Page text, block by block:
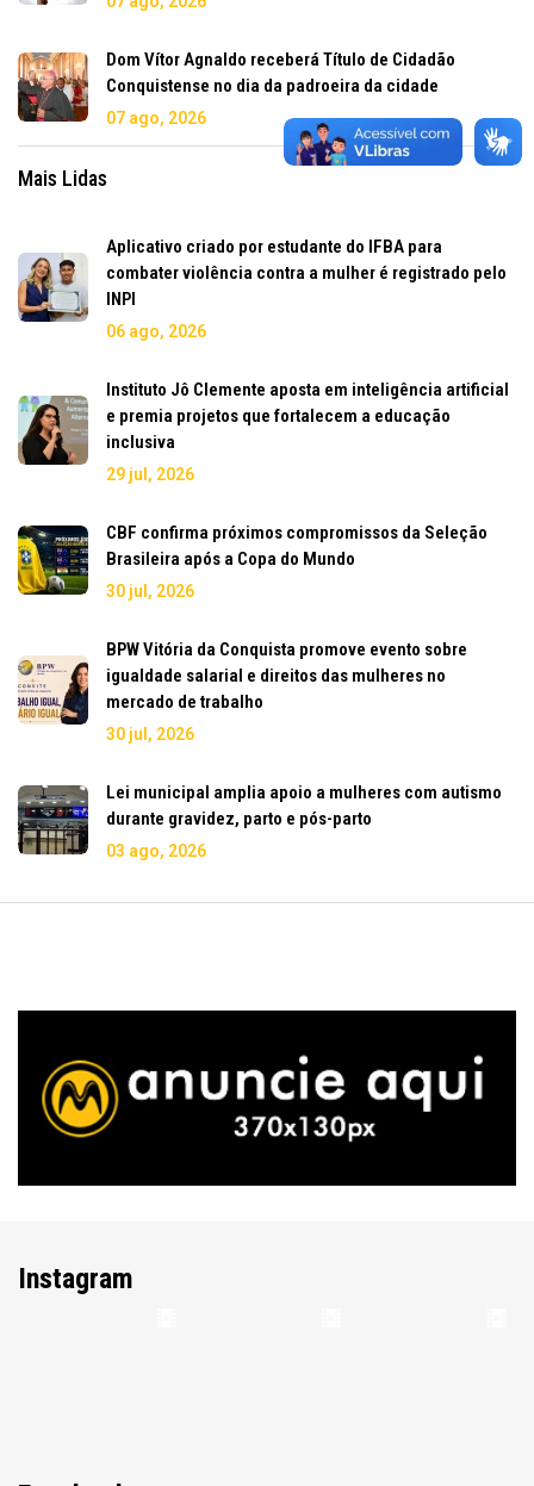
Dom Vítor Agnaldo receberá Título de Cidadão
Conquistense no dia da padroeira da cidade
07 ago, 2026
Mais Lidas
Aplicativo criado por estudante do IFBA para
combater violência contra a mulher é registrado pelo
INPI
06 ago, 2026
Instituto Jô Clemente aposta em inteligência artificial
e premia projetos que fortalecem a educação
inclusiva
29 jul, 2026
CBF confirma próximos compromissos da Seleção
Brasileira após a Copa do Mundo
30 jul, 2026
BPW Vitória da Conquista promove evento sobre
igualdade salarial e direitos das mulheres no
mercado de trabalho
30 jul, 2026
Lei municipal amplia apoio a mulheres com autismo
durante gravidez, parto e pós-parto
03 ago, 2026
Instagram